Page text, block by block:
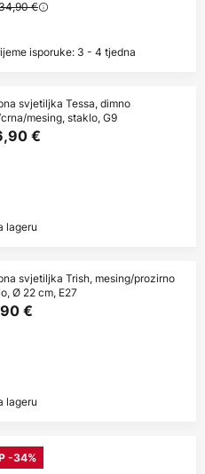
€
isporuke: 3 - 4 tjedna
svjetiljka Tessa, dimno
mesing, staklo, G9
€
lageru
svjetiljka Trish, mesing/prozirno
Ø 22 cm, E27
€
lageru
-34%